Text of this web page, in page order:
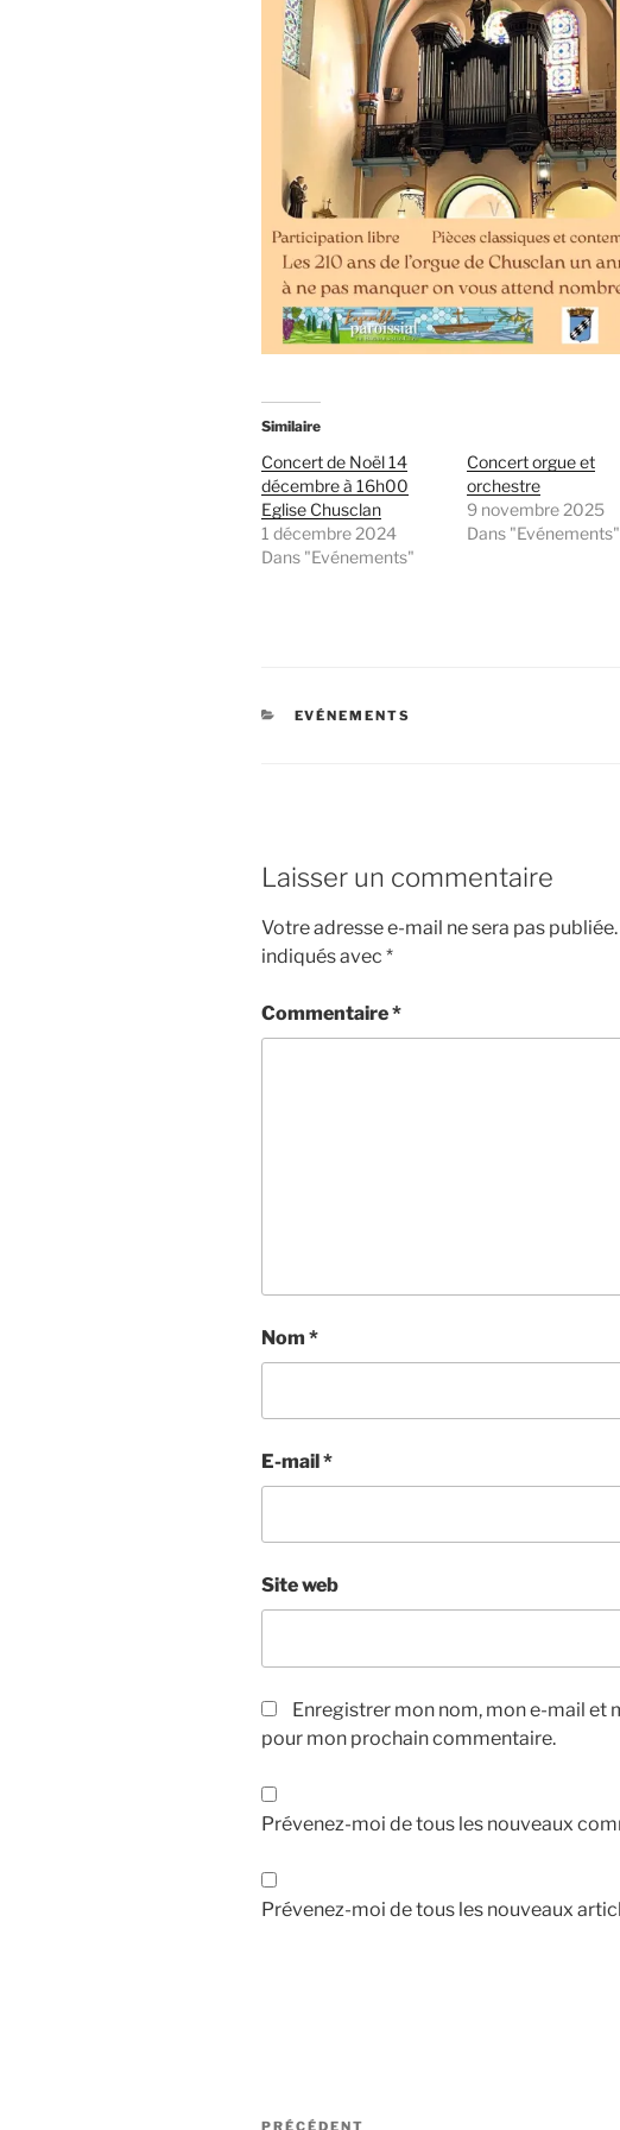
Similaire
Concert de Noël 14
décembre à 16h00
Eglise Chusclan
1 décembre 2024
Dans "Evénements"
Concert orgue et
orchestre
9 novembre 2025
Dans "Evénements"
CATÉGORIES
EVÉNEMENTS
Laisser un commentaire
Votre adresse e-mail ne sera pas publiée.
indiqués avec *
Commentaire*
Nom *
E-mail*
Site web
Enregistrer mon nom, mon e-mail et
pour mon prochain commentaire.
Prévenez-moi de tous les nouveaux
Prévenez-moi de tous les nouveaux
Navigation
PRÉCÉDENT